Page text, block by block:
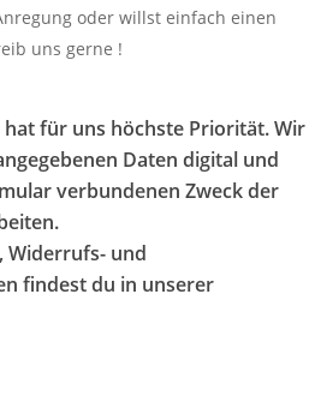
oder willst einfach einen
uns gerne !
hat für uns höchste Priorität. Wir
Daten digital und
verbundenen Zweck der
Widerrufs- und
findest du in unserer